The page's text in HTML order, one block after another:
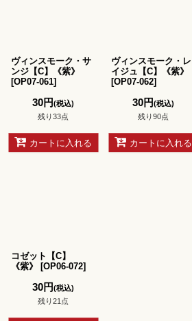
ヴィンスモーク・サ
ンジ【C】《紫》
[OP07-061]
30円(税込)
残り33点
カートに入れる
ヴィンスモーク・レ
イジュ【C】《紫》
[OP07-062]
30円(税込)
残り90点
カートに入れる
コゼット【C】
《紫》
[OP06-072]
30円(税込)
残り21点